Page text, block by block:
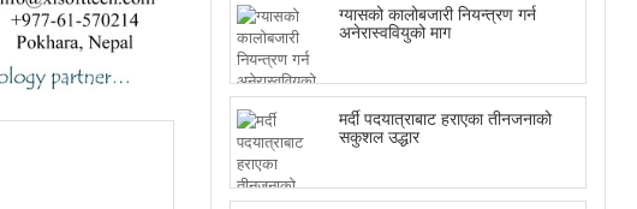
ग्यासको कालोबजारी नियन्त्रण गर्न
अनेरास्ववियुको माग
मर्दी पदयात्राबाट हराएका तीनजनाको
सकुशल उद्धार